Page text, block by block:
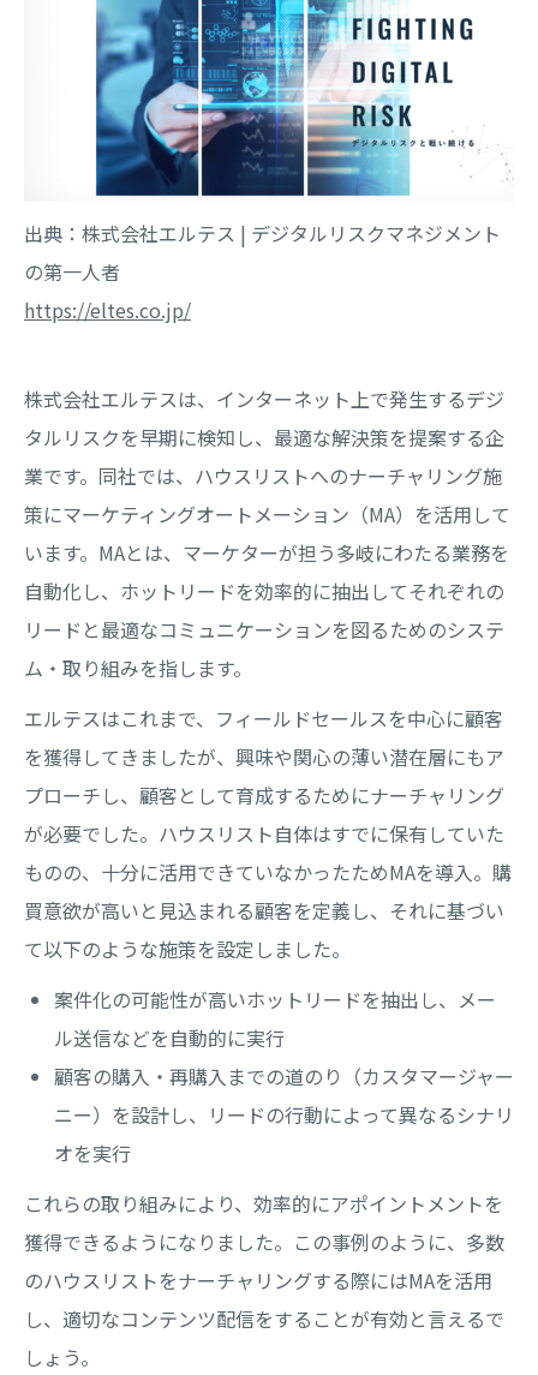
出典：株式会社エルテス | デジタルリスクマネジメント
の第一人者
https://eltes.co.jp/
株式会社エルテスは、インターネット上で発生するデジ
タルリスクを早期に検知し、最適な解決策を提案する企
業です。同社では、ハウスリストへのナーチャリング施
策にマーケティングオートメーション（MA）を活用して
います。MAとは、マーケターが担う多岐にわたる業務を
自動化し、ホットリードを効率的に抽出してそれぞれの
リードと最適なコミュニケーションを図るためのシステ
ム・取り組みを指します。
エルテスはこれまで、フィールドセールスを中心に顧客
を獲得してきましたが、興味や関心の薄い潜在層にもア
プローチし、顧客として育成するためにナーチャリング
が必要でした。ハウスリスト自体はすでに保有していた
ものの、十分に活用できていなかったためMAを導入。購
買意欲が高いと見込まれる顧客を定義し、それに基づい
て以下のような施策を設定しました。
案件化の可能性が高いホットリードを抽出し、メー
ル送信などを自動的に実行
顧客の購入・再購入までの道のり（カスタマージャー
ニー）を設計し、リードの行動によって異なるシナリ
オを実行
これらの取り組みにより、効率的にアポイントメントを
獲得できるようになりました。この事例のように、多数
のハウスリストをナーチャリングする際にはMAを活用
し、適切なコンテンツ配信をすることが有効と言えるで
しょう。